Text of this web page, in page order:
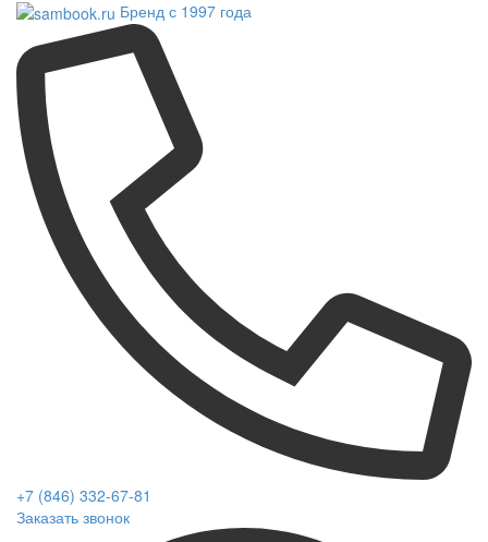
Бренд с 1997 года
+7 (846) 332-67-81
Заказать звонок